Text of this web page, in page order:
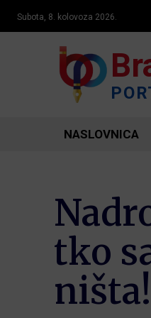
Subota, 8. kolovoza 2026.
NASLOVNICA
tko